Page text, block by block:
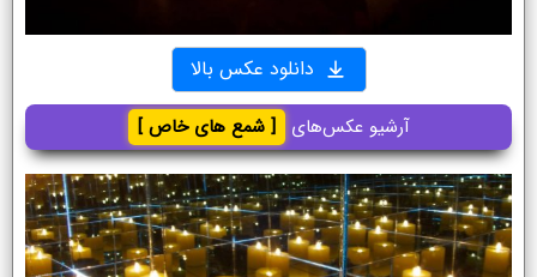
دانلود عکس بالا
آرشیو عکس‌های [ شمع های خاص ]